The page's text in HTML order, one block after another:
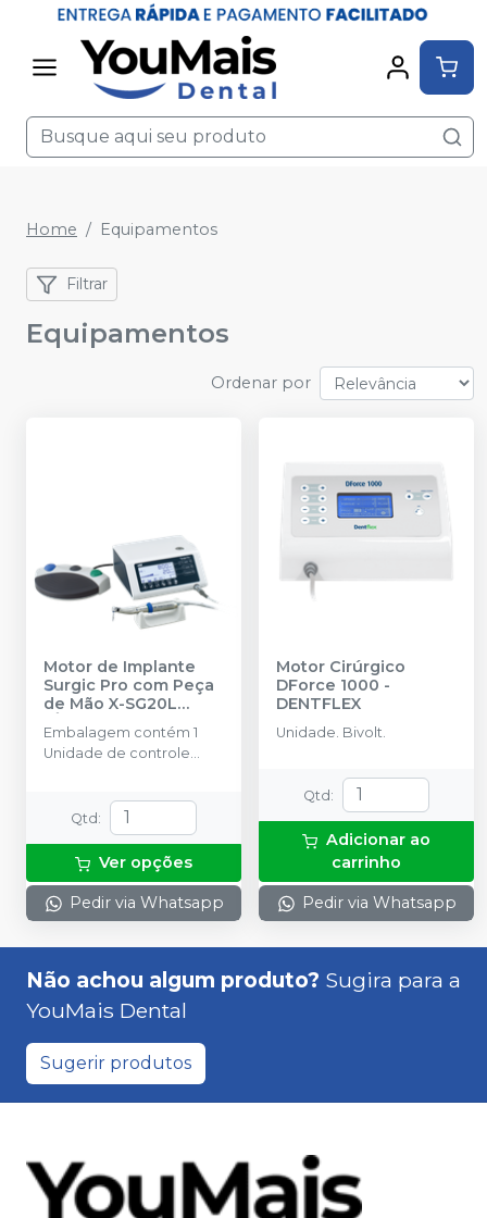
Home Equipamentos
Filtrar
Equipamentos
Ordenar por
Motor de Implante
Surgic Pro com Peça
de Mão X-SG20L
(Óptico)
Embalagem contém 1
Unidade de controle
SGL70M, Pedal de
controle FC-78, Peça de
mão óptica, X-DSG20L
(Redução 20:1) Tudo de
irrigação (5 peças) e
outros acessórios.
Qtd :
Ver opções
Pedir via Whatsapp
Motor Cirúrgico
DForce 1000 -
DENTFLEX
Unidade. Bivolt.
Qtd :
Adicionar ao
carrinho
Pedir via Whatsapp
Não achou algum produto? Sugira para a
YouMais Dental
Sugerir produtos